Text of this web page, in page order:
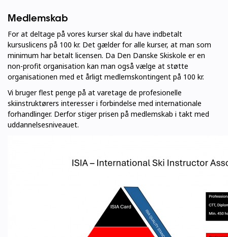
Medlemskab
For at deltage på vores kurser skal du have indbetalt
kursuslicens på 100 kr. Det gælder for alle kurser, at man som
minimum har betalt licensen. Da Den Danske Skiskole er en
non-profit organisation kan man også vælge at støtte
organisationen med et årligt medlemskontingent på 100 kr.
Vi bruger flest penge på at varetage de profesionelle
skiinstruktørers interesser i forbindelse med internationale
forhandlinger. Derfor stiger prisen på medlemskab i takt med
uddannelsesniveauet.